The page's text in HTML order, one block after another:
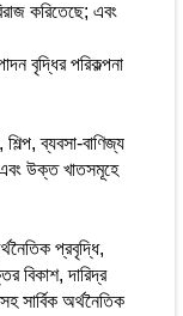
করিতেছে; এবং
বৃদ্ধির পরিকল্পনা
ব্যবসা-বাণিজ্য
উক্ত খাতসমূহে
প্রবৃদ্ধি,
বিকাশ, দারিদ্র
সার্বিক অর্থনৈতিক